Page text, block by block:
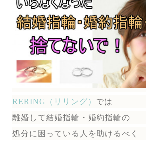
RERING（リリング） では
離婚して結婚指輪・婚約指輪の
処分に困っている人を助けるべく